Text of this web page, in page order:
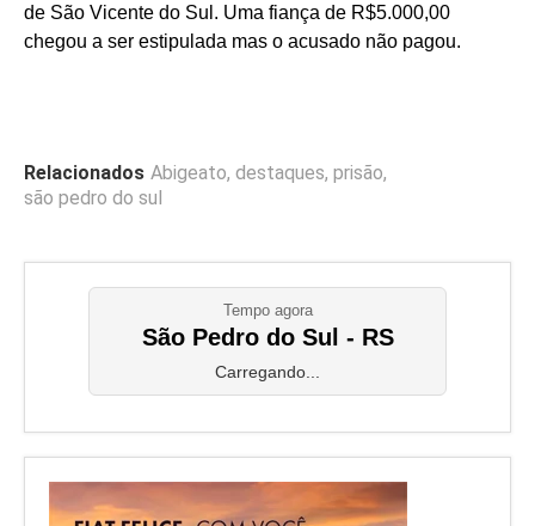
de São Vicente do Sul. Uma fiança de R$5.000,00
chegou a ser estipulada mas o acusado não pagou.
Relacionados Abigeato, destaques, prisão,
são pedro do sul
Tempo agora
São Pedro do Sul - RS
Carregando...